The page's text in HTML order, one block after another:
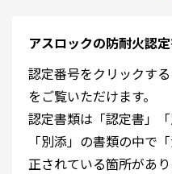
アスロックの防耐火認
認定番号をクリックす
をご覧いただけます。
認定書類は「認定書」
「別添」の書類の中で
正されている箇所があ